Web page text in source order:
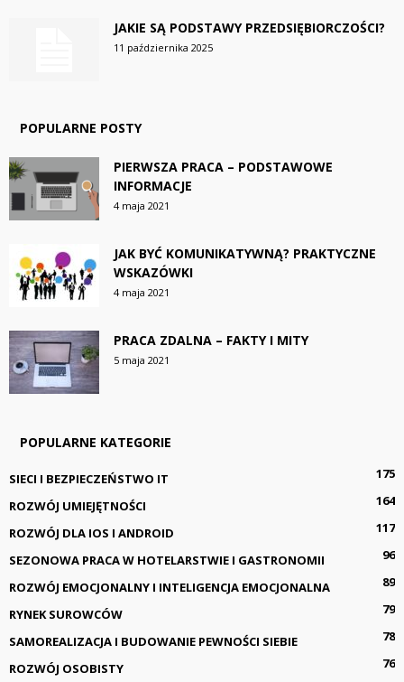
JAKIE SĄ PODSTAWY PRZEDSIĘBIORCZOŚCI?
11 października 2025
POPULARNE POSTY
PIERWSZA PRACA – PODSTAWOWE
INFORMACJE
4 maja 2021
JAK BYĆ KOMUNIKATYWNĄ? PRAKTYCZNE
WSKAZÓWKI
4 maja 2021
PRACA ZDALNA – FAKTY I MITY
5 maja 2021
POPULARNE KATEGORIE
SIECI I BEZPIECZEŃSTWO IT
175
ROZWÓJ UMIEJĘTNOŚCI
164
ROZWÓJ DLA IOS I ANDROID
117
SEZONOWA PRACA W HOTELARSTWIE I GASTRONOMII
96
ROZWÓJ EMOCJONALNY I INTELIGENCJA EMOCJONALNA
89
RYNEK SUROWCÓW
79
SAMOREALIZACJA I BUDOWANIE PEWNOŚCI SIEBIE
78
ROZWÓJ OSOBISTY
76